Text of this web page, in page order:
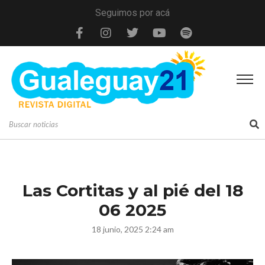
Seguimos por acá
Las Cortitas y al pié del 18
06 2025
18 junio, 2025 2:24 am